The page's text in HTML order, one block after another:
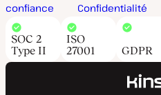
confiance
Confidentialité
SOC 2
Type II
ISO
27001
GDPR